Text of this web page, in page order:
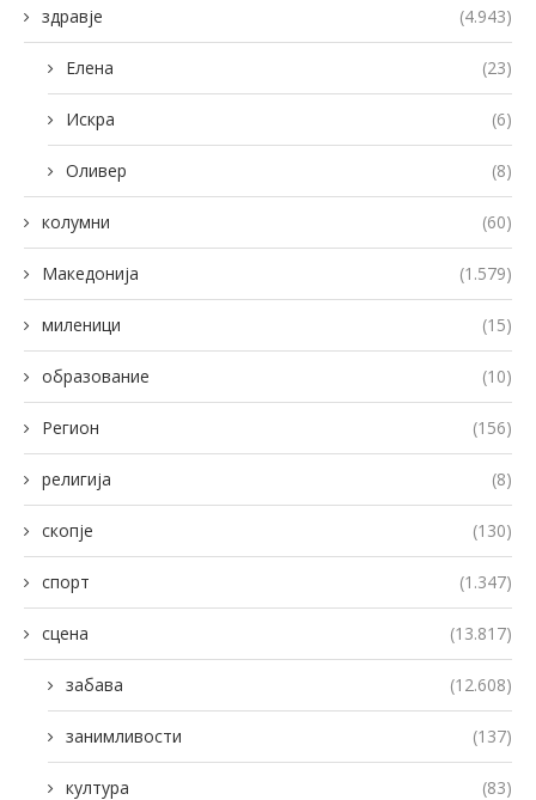
здравје (4.943)
Елена (23)
Искра (6)
Оливер (8)
колумни (60)
Македонија (1.579)
миленици (15)
образование (10)
Регион (156)
религија (8)
скопје (130)
спорт (1.347)
сцена (13.817)
забава (12.608)
занимливости (137)
култура (83)